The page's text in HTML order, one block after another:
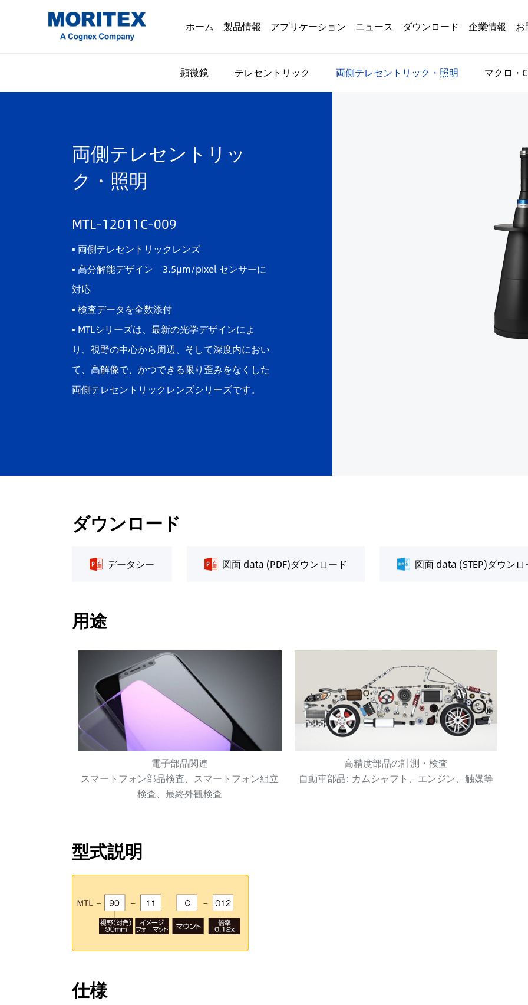
ホーム 製品情報 アプリケーション ニュース ダウンロード 企業情報
顕微鏡 テレセントリック 両側テレセントリック・照明 マクロ・
両側テレセントリッ
ク・照明
MTL-12011C-009
▪ 両側テレセントリックレンズ
▪ 高分解能デザイン 3.5μm/pixel センサーに
対応
▪ 検査データを全数添付
▪ MTLシリーズは、最新の光学デザインによ
り、視野の中心から周辺、そして深度内におい
て、高解像で、かつできる限り歪みをなくした
両側テレセントリックレンズシリーズです。
ダウンロード
データシー 図面 data (PDF)ダウンロード 図面 data (STEP)ダウン
用途
電子部品関連
スマートフォン部品検査、スマートフォン組立
検査、最終外観検査
高精度部品の計測・検査
自動車部品: カムシャフト、エンジン、触媒等
型式説明
仕様